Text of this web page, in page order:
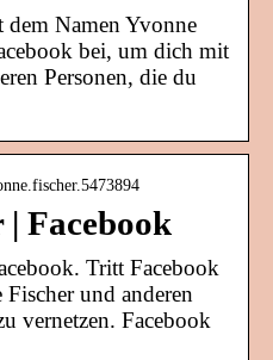
Namen Yvonne
bei, um dich mit
Personen, die du
| Facebook
Tritt Facebook
und anderen
vernetzen. Facebook